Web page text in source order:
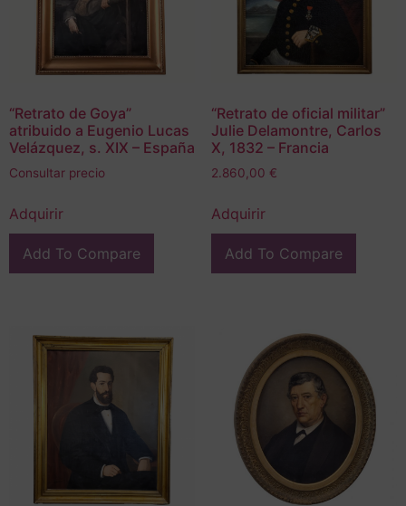
“Retrato de Goya”
atribuido a Eugenio Lucas
Velázquez, s. XIX – España
Consultar precio
Adquirir
Add To Compare
“Retrato de oficial militar”
Julie Delamontre, Carlos
X, 1832 – Francia
2.860,00 €
Adquirir
Add To Compare